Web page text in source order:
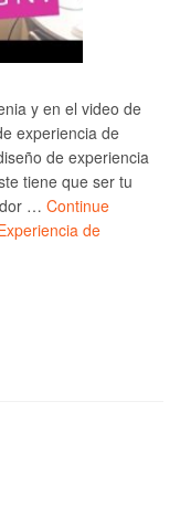
y en el video de
experiencia de
de experiencia
tiene que ser tu
… Continue
de